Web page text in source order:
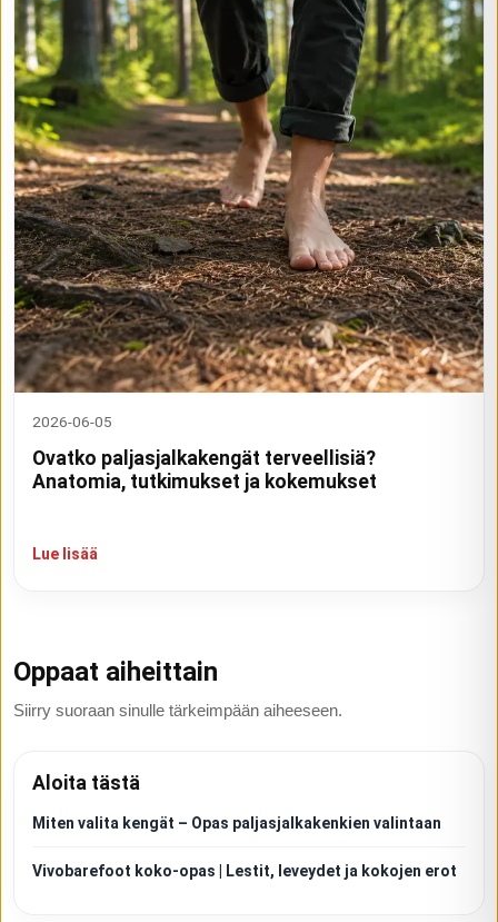
2026-06-05
Ovatko paljasjalkakengät terveellisiä?
Anatomia, tutkimukset ja kokemukset
Lue lisää
Oppaat aiheittain
Siirry suoraan sinulle tärkeimpään aiheeseen.
Aloita tästä
Miten valita kengät – Opas paljasjalkakenkien valintaan
Vivobarefoot koko-opas | Lestit, leveydet ja kokojen erot